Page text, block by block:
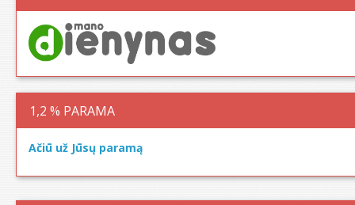
1,2 % PARAMA
Ačiū už Jūsų paramą